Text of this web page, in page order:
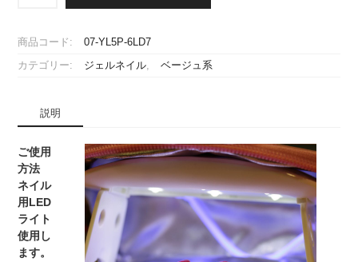
ラ)
[B72]
[ベ
ェ
ル
ネ
イ
ル
3in1（ス
リ
商品コード: 07-YL5P-6LD7
カテゴリー: ジェルネイル, ベージュ系
説明
ご使用
方法
ネイル
用LED
ライト
使用し
ます。